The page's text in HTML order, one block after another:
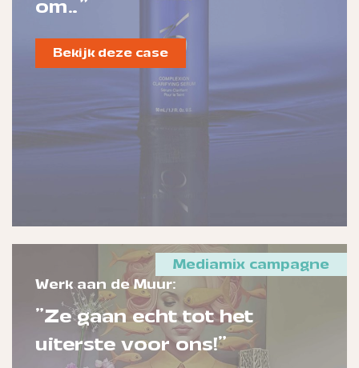
om…"
Bekijk deze case
Werk aan de Muur:
"Ze gaan echt tot het
uiterste voor ons!"
Mediamix campagne